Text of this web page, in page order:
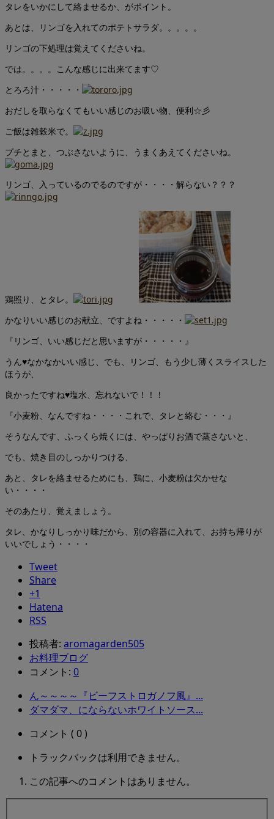
タレをいかにして絡ませるか、がポイント。
あとは、リンゴを入れてのポテトサラダ。。。。。
リンゴの下処理は覚えてくださいね。
では。。。。こんな感じに出来てます♡
とろろ汁・・・・・
おだしを取らなくてもいい感じのお吸い物、便利☆彡
ご飯は雑穀米で。
プチとまと、つぶさないように、うまくあえてくださいね。
リンゴ、入っているのでるのですが・・・・解らない？？？
鶏照り、とタレ。
かなりいい感じのお献立、ですよね・・・・・
『リンゴ、いい感じだと思いますが・・・・・』
うん♥なかなかいい感じ、でも、リンゴ、もう少し薄くスライスした
ほうが、
良かったですね♥塩水、忘れないで！！！
『小麦粉、なんですね・・・・これで、タレと絡む・・・』
そうなんです、ふっくら焼くには、やっぱりお酒で蒸さないと、
でも、焼き目のしっかりつける、
あと、タレを絡ませるためにも、鶏に、小麦粉は欠かせな
い・・・・
そのあたり、覚えましょう。
タレ、かなりしっかり味だから、別の容器に入れて、お持ち帰りが
いいでしょう・・・・
Tweet
Share
+1
Hatena
RSS
投稿者: aromagarden505
お料理ブログ
コメント: 0
ん～～～～『ビーフストロガノフ風』...
ダマダマ、にならないホワイトソース...
コメント ( 0 )
トラックバックは利用できません。
この記事へのコメントはありません。